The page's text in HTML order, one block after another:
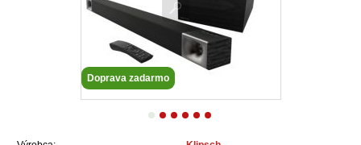
Doprava zadarmo